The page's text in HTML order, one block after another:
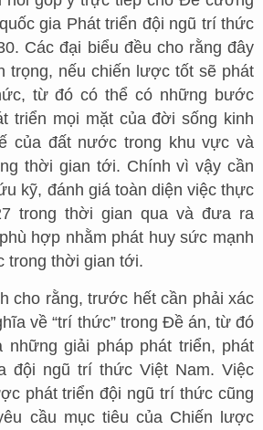
gia Phát triển đội ngũ trí thức
Các đại biểu đều cho rằng đây
trọng, nếu chiến lược tốt sẽ phát
từ đó có thể có những bước
triển mọi mặt của đời sống kinh
của đất nước trong khu vực và
thời gian tới. Chính vì vậy cần
kỹ, đánh giá toàn diện việc thực
trong thời gian qua và đưa ra
hợp nhằm phát huy sức mạnh
trong thời gian tới.
cho rằng, trước hết cần phải xác
về “trí thức” trong Đề án, từ đó
giải pháp phát triển, phát
đội ngũ trí thức Việt Nam. Việc
phát triển đội ngũ trí thức cũng
cầu mục tiêu của Chiến lược